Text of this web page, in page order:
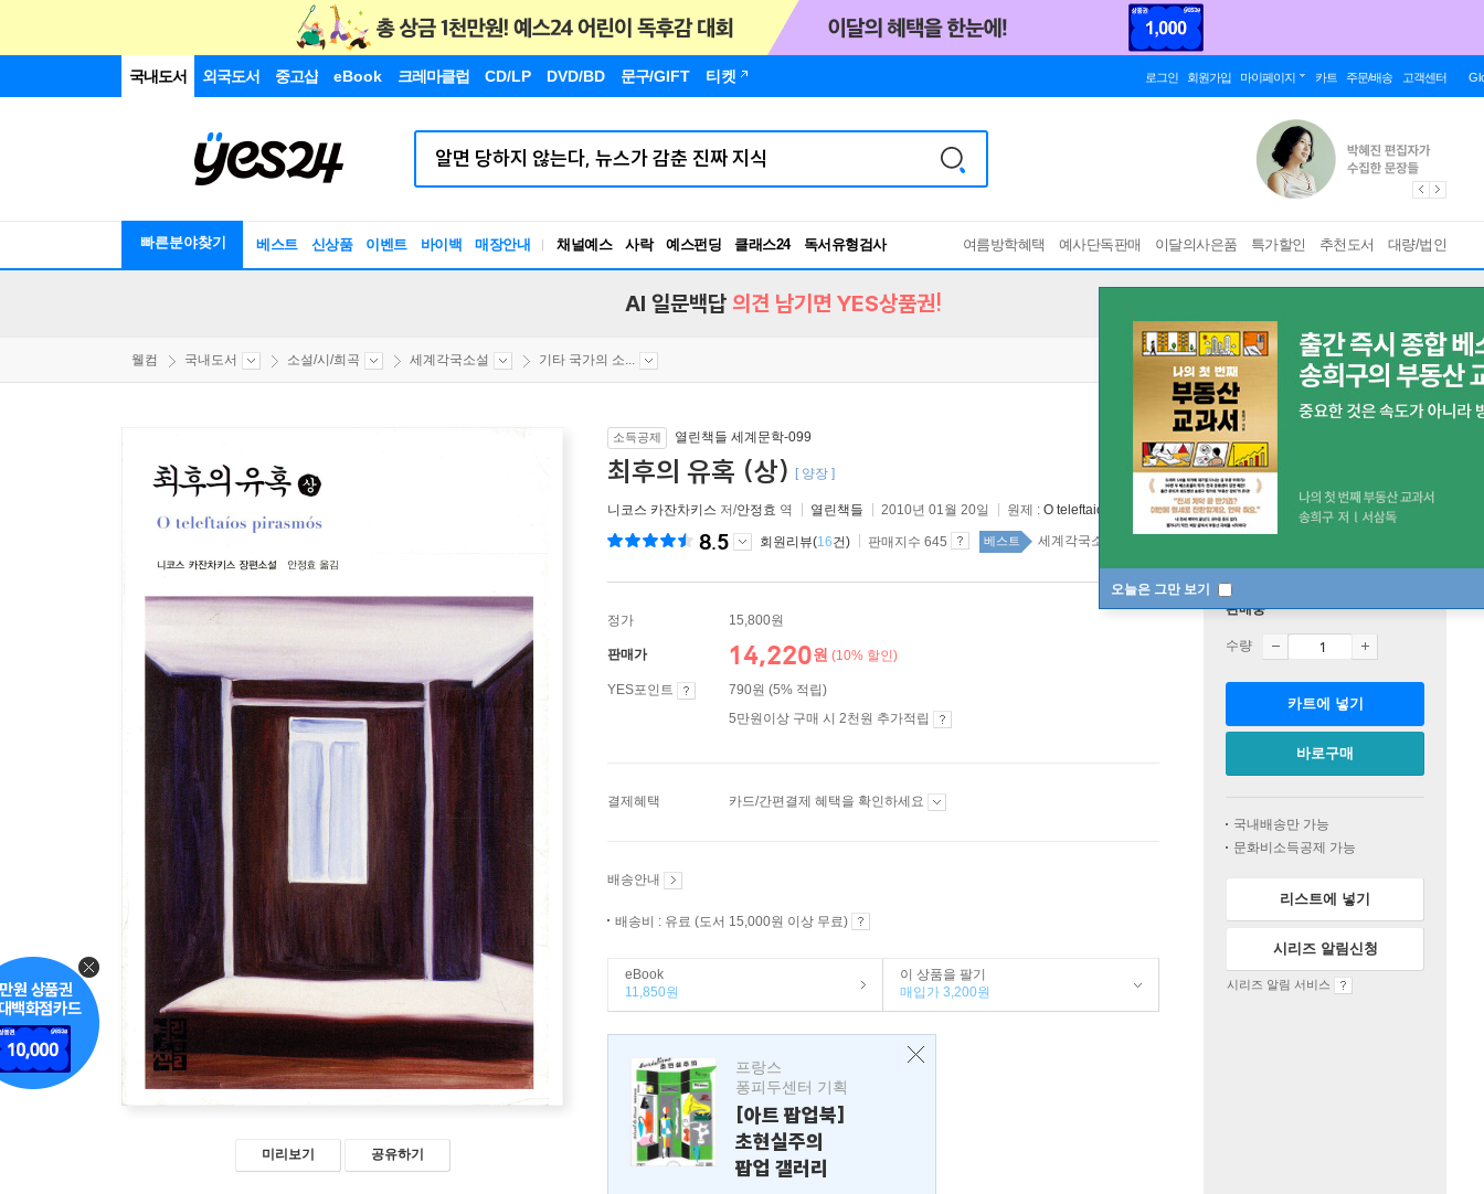
국내도서 외국도서 중고샵 eBook 크레마클럽 CD/LP DVD/BD 문구/GIFT 티켓 로그인 회원가입 마이페이지 카트 주문/배송 고객센터
빠른분야찾기 베스트 신상품 이벤트 바이백 매장안내 채널예스 사락 예스펀딩 클래스24
독서유형검사
RBTI Lab
여름방학혜택 예사단독판매 이달의사은품 특가할인 추천도서 대량/법인
오늘은 그만 보기
AI 일문백답 의견 남기면 YES상품권!
웰컴 국내도서 소설/시/희곡 세계각국소설 기타 국가의 소...
미리보기 공유하기
소득공제 열린책들 세계문학-099
최후의 유혹 (상) [ 양장 ]
니코스 카잔차키스 저/안정효 역 열린책들 2010년 01월 20일 원제 : O teleftaios pirasmos
8.5 회원리뷰(16건) 판매지수 645 베스트 세계각국소설 top20 2주
정가 15,800원
판매가 14,220원 (10% 할인)
YES포인트
790원 (5% 적립)
5만원이상 구매 시 2천원 추가적립
결제혜택 카드/간편결제 혜택을 확인하세요
배송안내
배송비 : 유료 (도서 15,000원 이상 무료)
eBook
11,850원
이 상품을 팔기
매입가 3,200원
프랑스
퐁피두센터 기획
[아트 팝업북]
초현실주의
팝업 갤러리
판매중
수량
카트에 넣기
바로구매
국내배송만 가능
문화비소득공제 가능
리스트에 넣기
시리즈 알림신청
시리즈 알림 서비스